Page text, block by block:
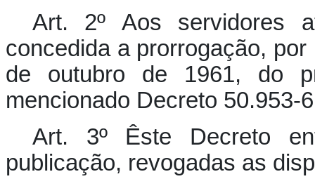
Art. 2º Aos servidores
concedida a prorrogação,
de outubro de 1961, do
mencionado Decreto 50.953-
Art. 3º Êste Decreto
publicação, revogadas as